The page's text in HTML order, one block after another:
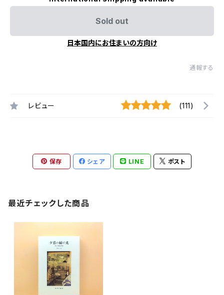
Sold out
日本国内にお住まいの方向け
通報する
レビュー (111)
保存 シェア LINE ポスト
最近チェックした商品